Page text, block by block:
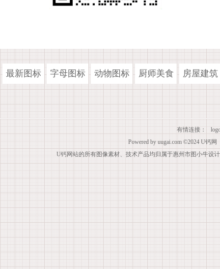
最新图标 字母图标 动物图标 厨师美食 房屋建筑
有情连接：
Powered by uugai.com ©2024 U钙网
U钙网站的所有图像素材、技术产品均归属于惠州市图小牛设